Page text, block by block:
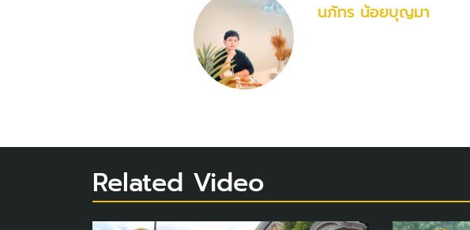
นภัทร น้อยบุญมา
Related Video